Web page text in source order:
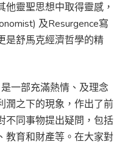
靈聖思想中取得靈感，
及Resurgence寫
是舒馬克經濟哲學的精
一部充滿熱情、及理念
潤之下的現象，作出了前
不同事物提出疑問，包括
教育和財產等。在大家對